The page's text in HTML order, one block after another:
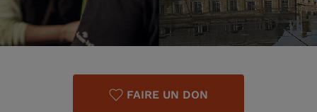
FAIRE UN DON